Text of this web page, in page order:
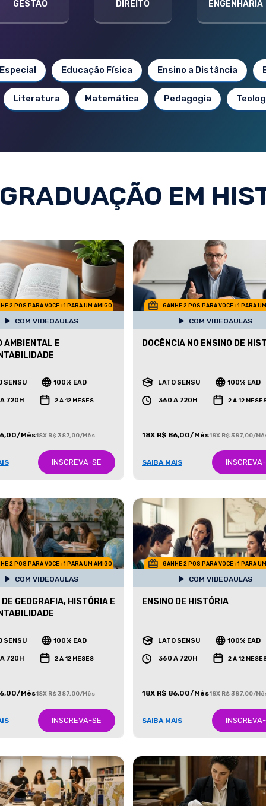
GESTÃO DIREITO ENGENHARIA
Educação Física Ensino a Distância
Literatura Matemática Pedagogia
EM
2 POS PARA VOCE +1 PARA UM AMIGO
COM VIDEOAULAS
AMBIENTAL E
SENSU 100% EAD
720H 2 A 12 MESES
Mês18X R$ 387,00/Mês
INSCREVA-SE
GANHE 2 POS PARA VOCE +1 PARA
COM VIDEOAULAS
DOCÊNCIA NO ENSINO DE
LATO SENSU 100% EAD
360 A 720H 2 A 12
18X R$ 86,00/Mês18X R$ 387,00/
SAIBA MAIS
2 POS PARA VOCE +1 PARA UM AMIGO
COM VIDEOAULAS
GEOGRAFIA, HISTÓRIA E
SENSU 100% EAD
720H 2 A 12 MESES
Mês18X R$ 387,00/Mês
INSCREVA-SE
GANHE 2 POS PARA VOCE +1 PARA
COM VIDEOAULAS
ENSINO DE HISTÓRIA
LATO SENSU 100% EAD
360 A 720H 2 A 12
18X R$ 86,00/Mês18X R$ 387,00/
SAIBA MAIS